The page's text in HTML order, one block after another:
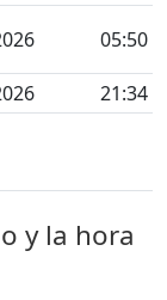
05:50
21:34
y la hora